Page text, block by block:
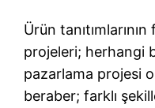
Ürün
projeleri; herhangi
pazarlama projesi
beraber; farklı